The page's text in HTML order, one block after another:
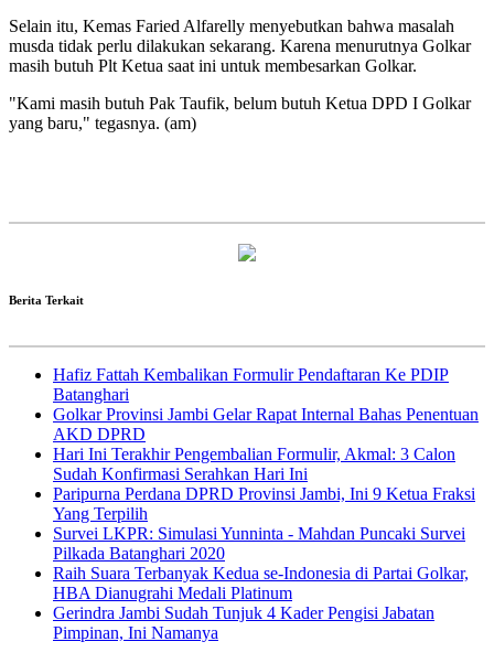
Selain itu, Kemas Faried Alfarelly menyebutkan bahwa masalah
musda tidak perlu dilakukan sekarang. Karena menurutnya Golkar
masih butuh Plt Ketua saat ini untuk membesarkan Golkar.
"Kami masih butuh Pak Taufik, belum butuh Ketua DPD I Golkar
yang baru," tegasnya. (am)
Berita Terkait
Hafiz Fattah Kembalikan Formulir Pendaftaran Ke PDIP
Batanghari
Golkar Provinsi Jambi Gelar Rapat Internal Bahas Penentuan
AKD DPRD
Hari Ini Terakhir Pengembalian Formulir, Akmal: 3 Calon
Sudah Konfirmasi Serahkan Hari Ini
Paripurna Perdana DPRD Provinsi Jambi, Ini 9 Ketua Fraksi
Yang Terpilih
Survei LKPR: Simulasi Yunninta - Mahdan Puncaki Survei
Pilkada Batanghari 2020
Raih Suara Terbanyak Kedua se-Indonesia di Partai Golkar,
HBA Dianugrahi Medali Platinum
Gerindra Jambi Sudah Tunjuk 4 Kader Pengisi Jabatan
Pimpinan, Ini Namanya